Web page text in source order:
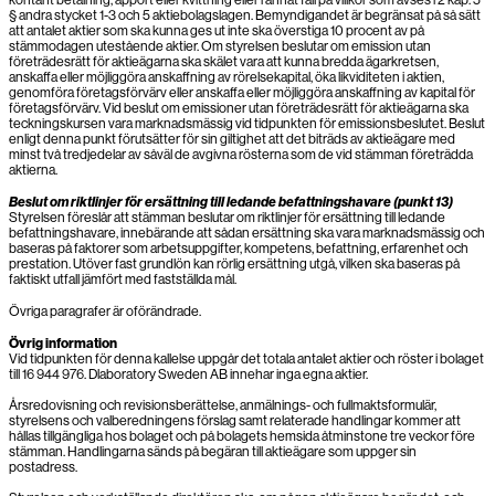
§ andra stycket 1-3 och 5 aktiebolagslagen. Bemyndigandet är begränsat på så sätt
att antalet aktier som ska kunna ges ut inte ska överstiga 10 procent av på
stämmodagen utestående aktier. Om styrelsen beslutar om emission utan
företrädesrätt för aktieägarna ska skälet vara att kunna bredda ägarkretsen,
anskaffa eller möjliggöra anskaffning av rörelsekapital, öka likviditeten i aktien,
genomföra företagsförvärv eller anskaffa eller möjliggöra anskaffning av kapital för
företagsförvärv. Vid beslut om emissioner utan företrädesrätt för aktieägarna ska
teckningskursen vara marknadsmässig vid tidpunkten för emissionsbeslutet. Beslut
enligt denna punkt förutsätter för sin giltighet att det biträds av aktieägare med
minst två tredjedelar av såväl de avgivna rösterna som de vid stämman företrädda
aktierna.
Beslut om riktlinjer för ersättning till ledande befattningshavare (punkt 13)
Styrelsen föreslår att stämman beslutar om riktlinjer för ersättning till ledande
befattningshavare, innebärande att sådan ersättning ska vara marknadsmässig och
baseras på faktorer som arbetsuppgifter, kompetens, befattning, erfarenhet och
prestation. Utöver fast grundlön kan rörlig ersättning utgå, vilken ska baseras på
faktiskt utfall jämfört med fastställda mål.
Övriga paragrafer är oförändrade.
Övrig information
Vid tidpunkten för denna kallelse uppgår det totala antalet aktier och röster i bolaget
till 16 944 976. Dlaboratory Sweden AB innehar inga egna aktier.
Årsredovisning och revisionsberättelse, anmälnings- och fullmaktsformulär,
styrelsens och valberedningens förslag samt relaterade handlingar kommer att
hållas tillgängliga hos bolaget och på bolagets hemsida åtminstone tre veckor före
stämman. Handlingarna sänds på begäran till aktieägare som uppger sin
postadress.